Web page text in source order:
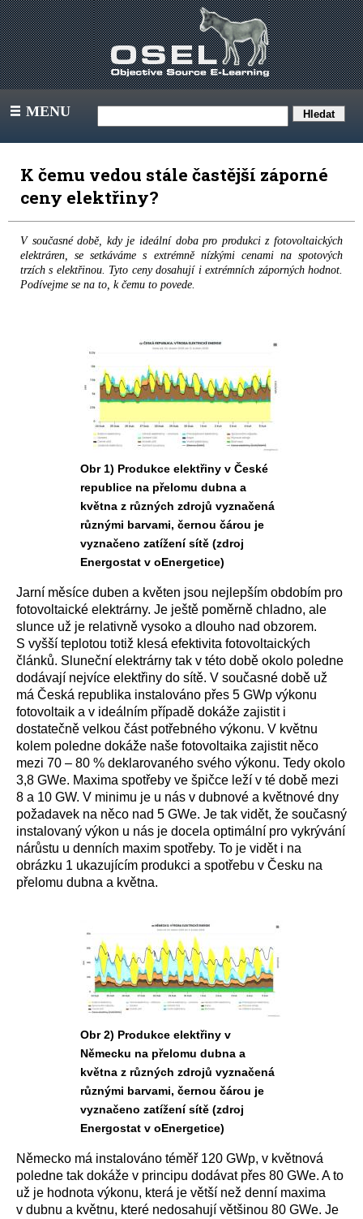
III MENU
K čemu vedou stále častější záporné
ceny elektřiny?
V současné době, kdy je ideální doba pro produkci z fotovoltaických
elektráren, se setkáváme s extrémně nízkými cenami na spotových
trzích s elektřinou. Tyto ceny dosahují i extrémních záporných hodnot.
Podívejme se na to, k čemu to povede.
Obr 1) Produkce elektřiny v České
republice na přelomu dubna a
května z různých zdrojů vyznačená
různými barvami, černou čárou je
vyznačeno zatížení sítě (zdroj
Energostat v oEnergetice)
Jarní měsíce duben a květen jsou nejlepším obdobím pro
fotovoltaické elektrárny. Je ještě poměrně chladno, ale
slunce už je relativně vysoko a dlouho nad obzorem.
S vyšší teplotou totiž klesá efektivita fotovoltaických
článků. Sluneční elektrárny tak v této době okolo poledne
dodávají nejvíce elektřiny do sítě. V současné době už
má Česká republika instalováno přes 5 GWp výkonu
fotovoltaik a v ideálním případě dokáže zajistit i
dostatečně velkou část potřebného výkonu. V květnu
kolem poledne dokáže naše fotovoltaika zajistit něco
mezi 70 – 80 % deklarovaného svého výkonu. Tedy okolo
3,8 GWe. Maxima spotřeby ve špičce leží v té době mezi
8 a 10 GW. V minimu je u nás v dubnové a květnové dny
požadavek na něco nad 5 GWe. Je tak vidět, že současný
instalovaný výkon u nás je docela optimální pro vykrývání
nárůstu u denních maxim spotřeby. To je vidět i na
obrázku 1 ukazujícím produkci a spotřebu v Česku na
přelomu dubna a května.
Obr 2) Produkce elektřiny v
Německu na přelomu dubna a
května z různých zdrojů vyznačená
různými barvami, černou čárou je
vyznačeno zatížení sítě (zdroj
Energostat v oEnergetice)
Německo má instalováno téměř 120 GWp, v květnová
poledne tak dokáže v principu dodávat přes 80 GWe. A to
už je hodnota výkonu, která je větší než denní maxima
v dubnu a květnu, které nedosahují většinou 80 GWe. Je